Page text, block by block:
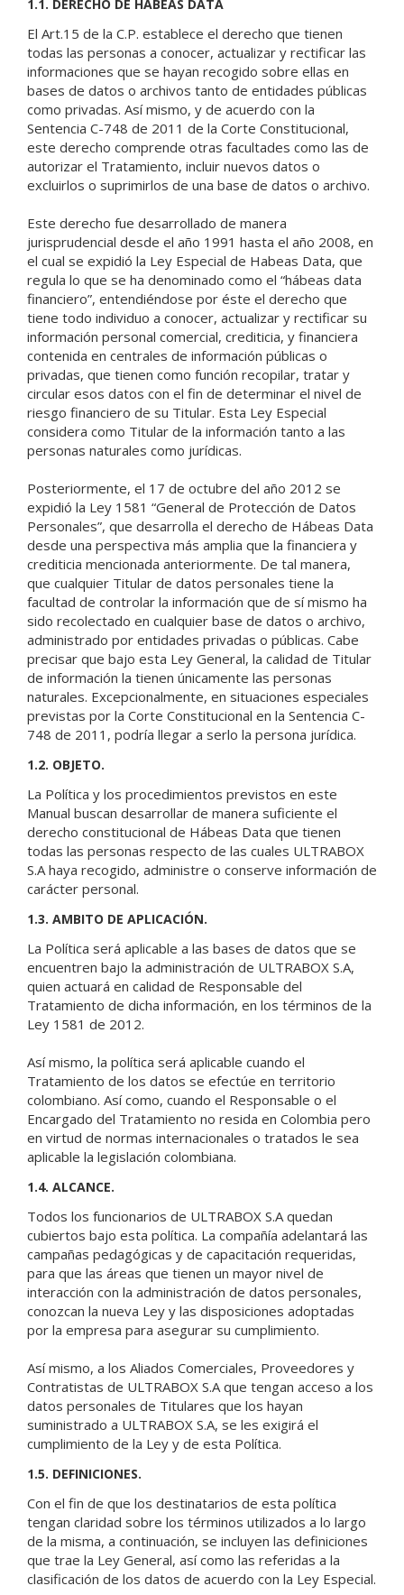
1.1. DERECHO DE HABEAS DATA
El Art.15 de la C.P. establece el derecho que tienen
todas las personas a conocer, actualizar y rectificar las
informaciones que se hayan recogido sobre ellas en
bases de datos o archivos tanto de entidades públicas
como privadas. Así mismo, y de acuerdo con la
Sentencia C-748 de 2011 de la Corte Constitucional,
este derecho comprende otras facultades como las de
autorizar el Tratamiento, incluir nuevos datos o
excluirlos o suprimirlos de una base de datos o archivo.
Este derecho fue desarrollado de manera
jurisprudencial desde el año 1991 hasta el año 2008, en
el cual se expidió la Ley Especial de Habeas Data, que
regula lo que se ha denominado como el “hábeas data
financiero”, entendiéndose por éste el derecho que
tiene todo individuo a conocer, actualizar y rectificar su
información personal comercial, crediticia, y financiera
contenida en centrales de información públicas o
privadas, que tienen como función recopilar, tratar y
circular esos datos con el fin de determinar el nivel de
riesgo financiero de su Titular. Esta Ley Especial
considera como Titular de la información tanto a las
personas naturales como jurídicas.
Posteriormente, el 17 de octubre del año 2012 se
expidió la Ley 1581 “General de Protección de Datos
Personales”, que desarrolla el derecho de Hábeas Data
desde una perspectiva más amplia que la financiera y
crediticia mencionada anteriormente. De tal manera,
que cualquier Titular de datos personales tiene la
facultad de controlar la información que de sí mismo ha
sido recolectado en cualquier base de datos o archivo,
administrado por entidades privadas o públicas. Cabe
precisar que bajo esta Ley General, la calidad de Titular
de información la tienen únicamente las personas
naturales. Excepcionalmente, en situaciones especiales
previstas por la Corte Constitucional en la Sentencia C-
748 de 2011, podría llegar a serlo la persona jurídica.
1.2. OBJETO.
La Política y los procedimientos previstos en este
Manual buscan desarrollar de manera suficiente el
derecho constitucional de Hábeas Data que tienen
todas las personas respecto de las cuales ULTRABOX
S.A haya recogido, administre o conserve información de
carácter personal.
1.3. AMBITO DE APLICACIÓN.
La Política será aplicable a las bases de datos que se
encuentren bajo la administración de ULTRABOX S.A,
quien actuará en calidad de Responsable del
Tratamiento de dicha información, en los términos de la
Ley 1581 de 2012.
Así mismo, la política será aplicable cuando el
Tratamiento de los datos se efectúe en territorio
colombiano. Así como, cuando el Responsable o el
Encargado del Tratamiento no resida en Colombia pero
en virtud de normas internacionales o tratados le sea
aplicable la legislación colombiana.
1.4. ALCANCE.
Todos los funcionarios de ULTRABOX S.A quedan
cubiertos bajo esta política. La compañía adelantará las
campañas pedagógicas y de capacitación requeridas,
para que las áreas que tienen un mayor nivel de
interacción con la administración de datos personales,
conozcan la nueva Ley y las disposiciones adoptadas
por la empresa para asegurar su cumplimiento.
Así mismo, a los Aliados Comerciales, Proveedores y
Contratistas de ULTRABOX S.A que tengan acceso a los
datos personales de Titulares que los hayan
suministrado a ULTRABOX S.A, se les exigirá el
cumplimiento de la Ley y de esta Política.
1.5. DEFINICIONES.
Con el fin de que los destinatarios de esta política
tengan claridad sobre los términos utilizados a lo largo
de la misma, a continuación, se incluyen las definiciones
que trae la Ley General, así como las referidas a la
clasificación de los datos de acuerdo con la Ley Especial.